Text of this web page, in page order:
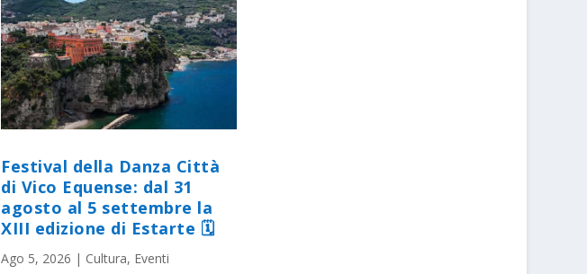
Festival della Danza Città
di Vico Equense: dal 31
agosto al 5 settembre la
XIII edizione di Estarte 🗓
Ago 5, 2026 | Cultura, Eventi